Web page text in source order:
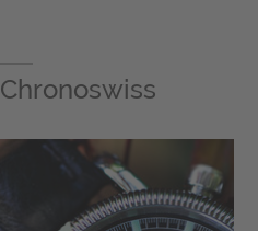
Chronoswiss